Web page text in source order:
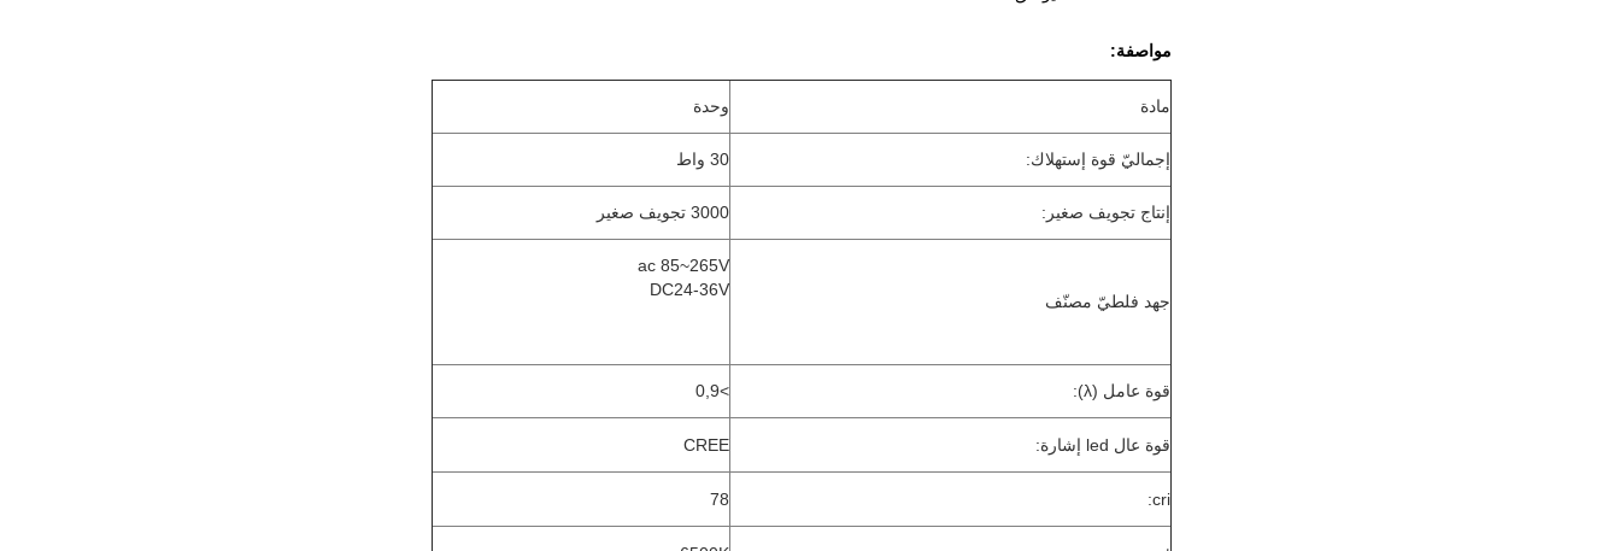
مواصفة:
مادة وحدة
إجماليّ قوة إستهلاك: 30 واط
إنتاج تجويف صغير: 3000 تجويف صغير
جهد فلطيّ مصنّف
ac 85~265V
DC24-36V
قوة عامل (λ): >
0,9
قوة عال led إشارة: CREE
cri:
78